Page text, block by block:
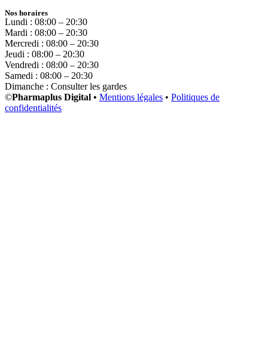
Nos horaires
Lundi : 08:00 – 20:30
Mardi : 08:00 – 20:30
Mercredi : 08:00 – 20:30
Jeudi : 08:00 – 20:30
Vendredi : 08:00 – 20:30
Samedi : 08:00 – 20:30
Dimanche : Consulter les gardes
©Pharmaplus Digital • Mentions légales • Politiques de
confidentialités